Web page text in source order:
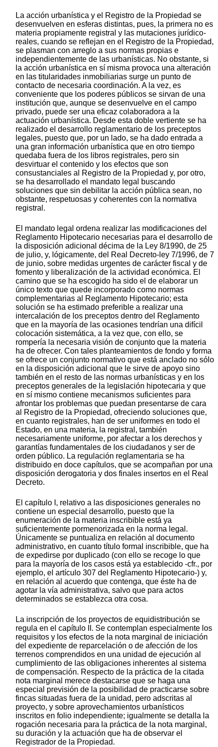
La acción urbanística y el Registro de la Propiedad se
desenvuelven en esferas distintas, pues, la primera no es
materia propiamente registral y las mutaciones jurídico-
reales, cuando se reflejan en el Registro de la Propiedad,
se plasman con arreglo a sus normas propias e
independientemente de las urbanísticas. No obstante, si
la acción urbanística en sí misma provoca una alteración
en las titularidades inmobiliarias surge un punto de
contacto de necesaria coordinación. A la vez, es
conveniente que los poderes públicos se sirvan de una
institución que, aunque se desenvuelve en el campo
privado, puede ser una eficaz colaboradora a la
actuación urbanística. Desde esta doble vertiente se ha
realizado el desarrollo reglamentario de los preceptos
legales, puesto que, por un lado, se ha dado entrada a
una gran información urbanística que en otro tiempo
quedaba fuera de los libros registrales, pero sin
desvirtuar el contenido y los efectos que son
consustanciales al Registro de la Propiedad y, por otro,
se ha desarrollado el mandato legal buscando
soluciones que sin debilitar la acción pública sean, no
obstante, respetuosas y coherentes con la normativa
registral.
El mandato legal ordena realizar las modificaciones del
Reglamento Hipotecario necesarias para el desarrollo de
la disposición adicional décima de la Ley 8/1990, de 25
de julio, y, lógicamente, del Real Decreto-ley 7/1996, de 7
de junio, sobre medidas urgentes de carácter fiscal y de
fomento y liberalización de la actividad económica. El
camino que se ha escogido ha sido el de elaborar un
único texto que quede incorporado como normas
complementarias al Reglamento Hipotecario; esta
solución se ha estimado preferible a realizar una
intercalación de los preceptos dentro del Reglamento
que en la mayoría de las ocasiones tendrían una difícil
colocación sistemática, a la vez que, con ello, se
rompería la necesaria visión de conjunto que la materia
ha de ofrecer. Con tales planteamientos de fondo y forma
se ofrece un conjunto normativo que está anclado no sólo
en la disposición adicional que le sirve de apoyo sino
también en el resto de las normas urbanísticas y en los
preceptos generales de la legislación hipotecaria y que
en sí mismo contiene mecanismos suficientes para
afrontar los problemas que puedan presentarse de cara
al Registro de la Propiedad, ofreciendo soluciones que,
en cuanto registrales, han de ser uniformes en todo el
Estado, en una materia, la registral, también
necesariamente uniforme, por afectar a los derechos y
garantías fundamentales de los ciudadanos y ser de
orden público. La regulación reglamentaria se ha
distribuido en doce capítulos, que se acompañan por una
disposición derogatoria y dos finales insertos en el Real
Decreto.
El capítulo I, relativo a las disposiciones generales no
contiene un especial desarrollo, puesto que la
enumeración de la materia inscribible está ya
suficientemente pormenorizada en la norma legal.
Únicamente se puntualiza en relación al documento
administrativo, en cuanto título formal inscribible, que ha
de expedirse por duplicado (con ello se recoge lo que
para la mayoría de los casos está ya establecido -cfr., por
ejemplo, el artículo 307 del Reglamento Hipotecario-) y,
en relación al acuerdo que contenga, que éste ha de
agotar la vía administrativa, salvo que para actos
determinados se establezca otra cosa.
La inscripción de los proyectos de equidistribución se
regula en el capítulo II. Se contemplan especialmente los
requisitos y los efectos de la nota marginal de iniciación
del expediente de reparcelación o de afección de los
terrenos comprendidos en una unidad de ejecución al
cumplimiento de las obligaciones inherentes al sistema
de compensación. Respecto de la práctica de la citada
nota marginal merece destacarse que se haga una
especial previsión de la posibilidad de practicarse sobre
fincas situadas fuera de la unidad, pero adscritas al
proyecto, y sobre aprovechamientos urbanísticos
inscritos en folio independiente; igualmente se detalla la
rogación necesaria para la práctica de la nota marginal,
su duración y la actuación que ha de observar el
Registrador de la Propiedad.